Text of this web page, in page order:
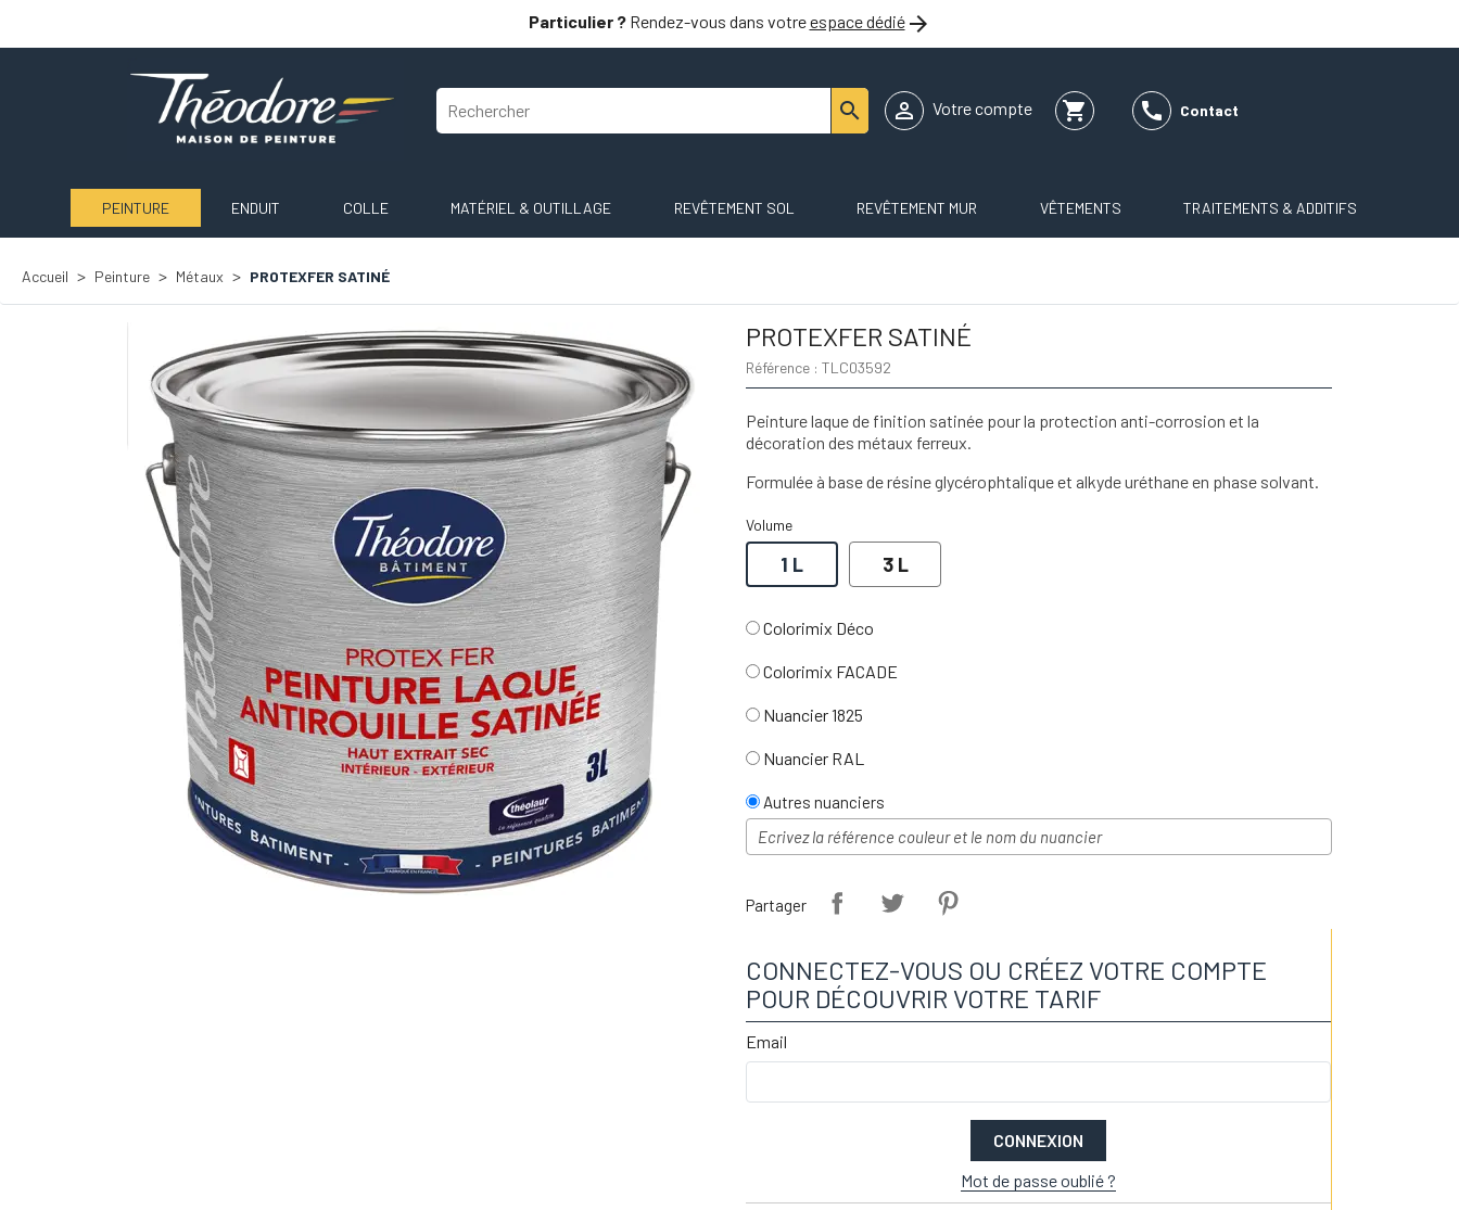
Particulier ?Rendez-vous dans votreespace dédié
  Votre compte shopping_cart  Contact
PEINTURE ENDUIT COLLE MATÉRIEL & OUTILLAGE REVÊTEMENT SOL REVÊTEMENT MUR VÊTEMENTS TRAITEMENTS & ADDITIFS
Accueil Peinture Métaux PROTEXFER SATINÉ
PROTEXFER SATINÉ
Référence : TLC03592
Peinture laque de finition satinée pour la protection anti-corrosion et la
décoration des métaux ferreux.
Formulée à base de résine glycérophtalique et alkyde uréthane en phase solvant.
Volume
1 L 3 L
Colorimix Déco
Colorimix FACADE
Nuancier 1825
Nuancier RAL
Autres nuanciers
Partager
CONNECTEZ-VOUS OU CRÉEZ VOTRE COMPTE
POUR DÉCOUVRIR VOTRE TARIF
Email
CONNEXION
Mot de passe oublié ?